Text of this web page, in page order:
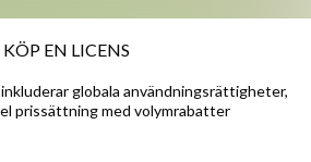
KÖP EN LICENS
globala användningsrättigheter,
prissättning med volymrabatter